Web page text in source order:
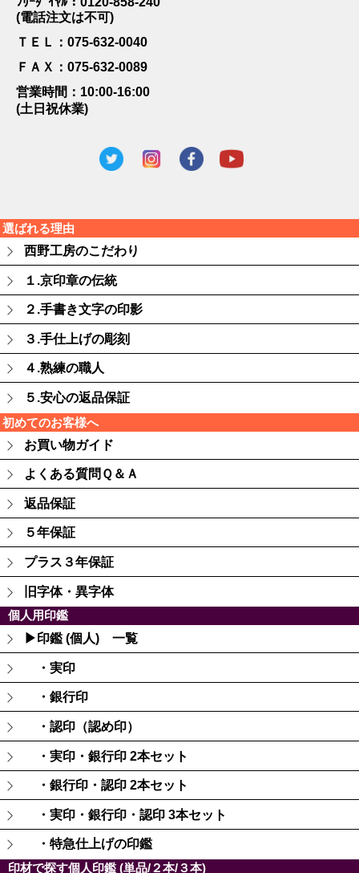
(電話注文は不可)
ＴＥＬ：075-632-0040
ＦＡＸ：075-632-0089
営業時間：10:00-16:00
(土日祝休業)
選ばれる理由
西野工房のこだわり
１.京印章の伝統
２.手書き文字の印影
３.手仕上げの彫刻
４.熟練の職人
５.安心の返品保証
初めてのお客様へ
お買い物ガイド
よくある質問Ｑ＆Ａ
返品保証
５年保証
プラス３年保証
旧字体・異字体
個人用印鑑
▶印鑑 (個人) 一覧
・実印
・銀行印
・認印（認め印）
・実印・銀行印 2本セット
・銀行印・認印 2本セット
・実印・銀行印・認印 3本セット
・特急仕上げの印鑑
印材で探す個人印鑑 (単品/２本/３本)